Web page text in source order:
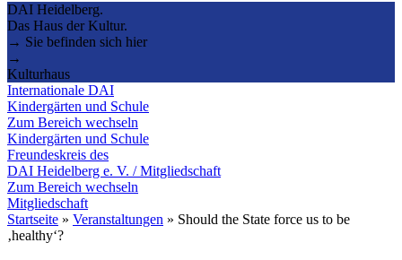
DAI Heidelberg.
Das Haus der Kultur.
→ Sie befinden sich hier
→
Kulturhaus
Internationale DAI
Kindergärten und Schule
Zum Bereich wechseln
Kindergärten und Schule
Freundeskreis des
DAI Heidelberg e. V. / Mitgliedschaft
Zum Bereich wechseln
Mitgliedschaft
Startseite » Veranstaltungen » Should the State force us to be
‚healthy‘?